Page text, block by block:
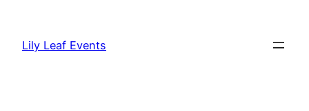
content
Lily Leaf Events